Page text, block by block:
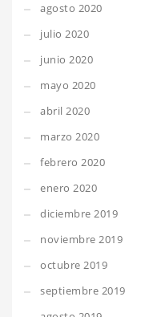
agosto 2020
julio 2020
junio 2020
mayo 2020
abril 2020
marzo 2020
febrero 2020
enero 2020
diciembre 2019
noviembre 2019
octubre 2019
septiembre 2019